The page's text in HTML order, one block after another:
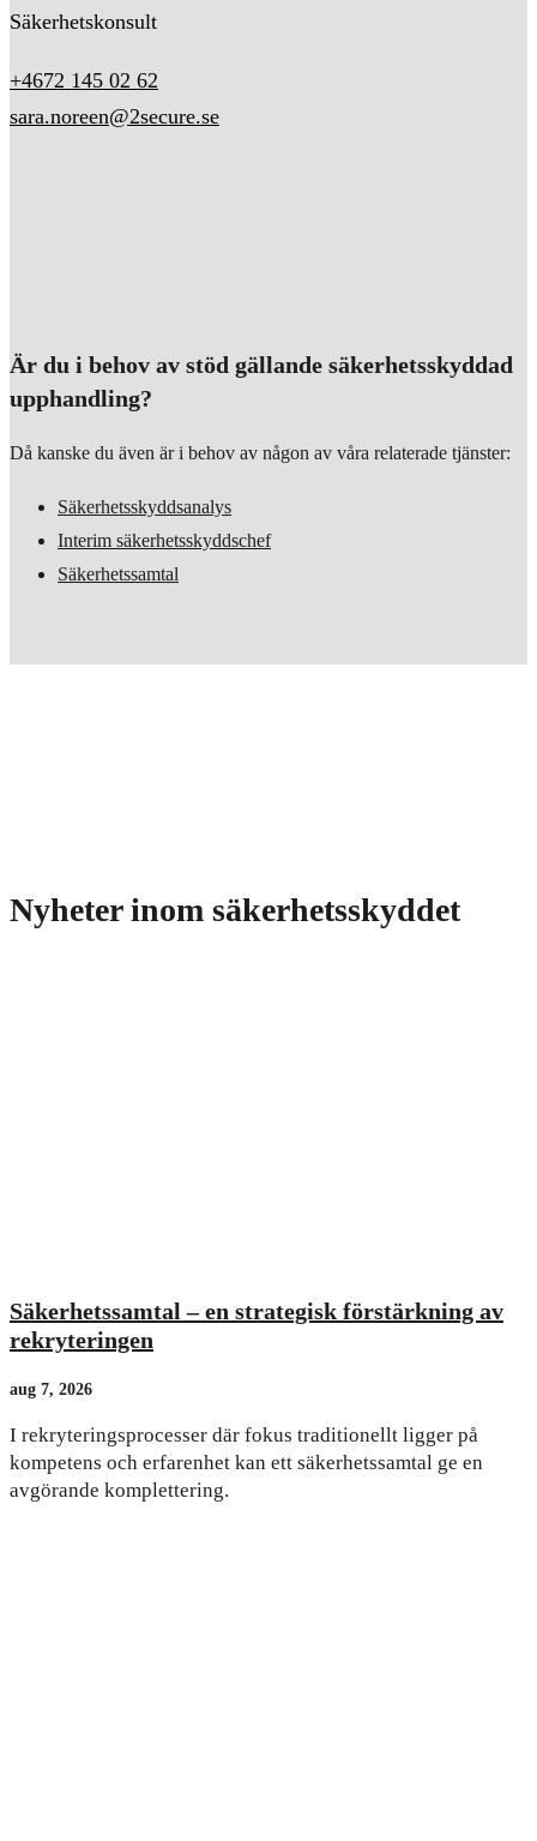
Säkerhetskonsult
+4672 145 02 62
sara.noreen@2secure.se
Är du i behov av stöd gällande säkerhetsskyddad
upphandling?
Då kanske du även är i behov av någon av våra relaterade tjänster:
Säkerhetsskyddsanalys
Interim säkerhetsskyddschef
Säkerhetssamtal
Nyheter inom säkerhetsskyddet
Säkerhetssamtal – en strategisk förstärkning av
rekryteringen
aug 7, 2026
I rekryteringsprocesser där fokus traditionellt ligger på
kompetens och erfarenhet kan ett säkerhetssamtal ge en
avgörande komplettering.